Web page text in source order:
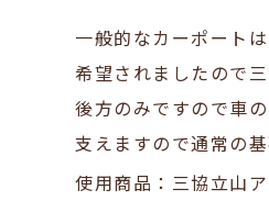
一般的なカーポート
希望されましたので
後方のみですので車
支えますので通常の
使用商品：三協立